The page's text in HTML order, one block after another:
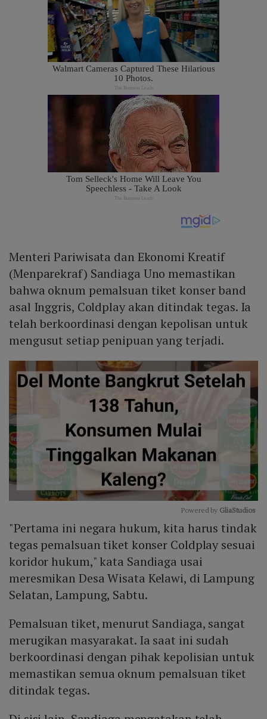
Menteri Pariwisata dan Ekonomi Kreatif
(Menparekraf) Sandiaga Uno memastikan
bahwa oknum pemalsuan tiket konser band
asal Inggris, Coldplay akan ditindak tegas. Ia
telah berkoordinasi dengan kepolisan untuk
mengusut setiap penipuan yang terjadi.
Mute
Powered by GliaStudios
"Pertama ini negara hukum, kita harus tindak
tegas pemalsuan tiket konser Coldplay sesuai
koridor hukum," kata Sandiaga usai
meresmikan Desa Wisata Kelawi, di Lampung
Selatan, Lampung, Sabtu.
Pemalsuan tiket, menurut Sandiaga, sangat
merugikan masyarakat. Ia saat ini sudah
berkoordinasi dengan pihak kepolisian untuk
memastikan semua oknum pemalsuan tiket
ditindak tegas.